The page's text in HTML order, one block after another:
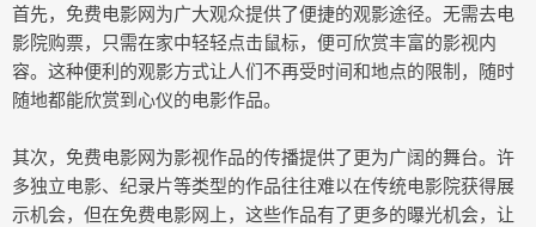
首先，免费电影网为广大观众提供了便捷的观影途径。无需去电
影院购票，只需在家中轻轻点击鼠标，便可欣赏丰富的影视内
容。这种便利的观影方式让人们不再受时间和地点的限制，随时
随地都能欣赏到心仪的电影作品。
其次，免费电影网为影视作品的传播提供了更为广阔的舞台。许
多独立电影、纪录片等类型的作品往往难以在传统电影院获得展
示机会，但在免费电影网上，这些作品有了更多的曝光机会，让